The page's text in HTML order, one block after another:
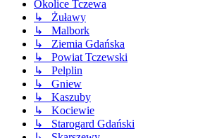
Okolice Tczewa
↳ Żuławy
↳ Malbork
↳ Ziemia Gdańska
↳ Powiat Tczewski
↳ Pelplin
↳ Gniew
↳ Kaszuby
↳ Kociewie
↳ Starogard Gdański